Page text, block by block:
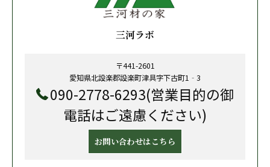
三河ラボ
〒441-2601
愛知県北設楽郡設楽町津具字下古町1‐3
090-2778-6293(営業目的の御
電話はご遠慮ください)
お問い合わせはこちら